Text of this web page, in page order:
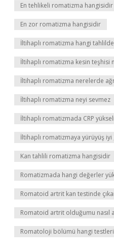
En tehlikeli romatizma hangisidir
En zor romatizma hangisidir
İltihaplı romatizma hangi
İltihaplı romatizma kesin teşhisi
İltihaplı romatizma nerelerde
İltihaplı romatizma neyi sevmez
İltihaplı romatizmada CRP
İltihaplı romatizmaya yürüyüş iyi
Kan tahlili romatizma hangisidir
Romatizmada hangi değerler
Romatoid artrit kan testinde
Romatoid artrit olduğumu nasıl
Romatoloji bölümü hangi